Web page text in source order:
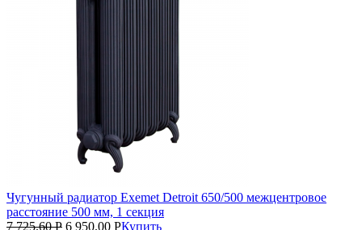
Чугунный радиатор Exemet Detroit 650/500 межцентровое
расстояние 500 мм, 1 секция
7 725.60Р 6 950.00 РКупить